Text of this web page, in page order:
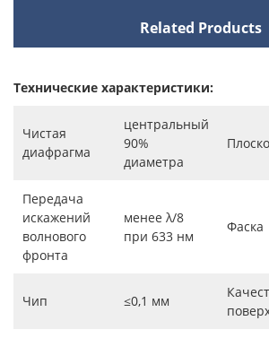
Related Products
Технические характеристики:
Чистая
диафрагма
центральный
90%
диаметра
Передача
искажений
волнового
фронта
менее λ/8
при 633 нм
Фаска
Чип ≤0,1 мм